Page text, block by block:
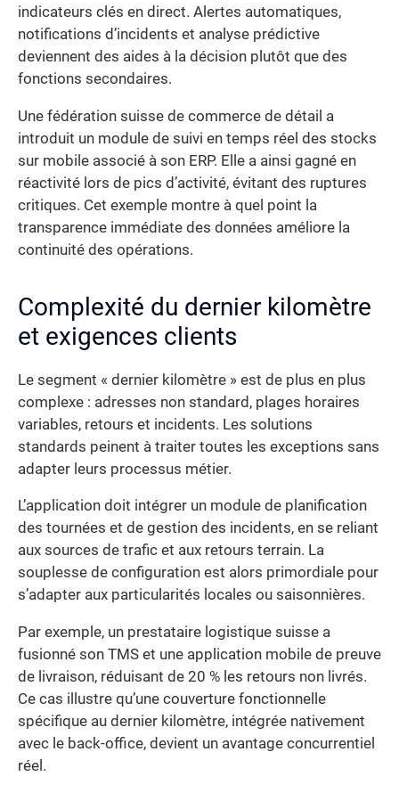
indicateurs clés en direct. Alertes automatiques,
notifications d’incidents et analyse prédictive
deviennent des aides à la décision plutôt que des
fonctions secondaires.
Une fédération suisse de commerce de détail a
introduit un module de suivi en temps réel des stocks
sur mobile associé à son ERP. Elle a ainsi gagné en
réactivité lors de pics d’activité, évitant des ruptures
critiques. Cet exemple montre à quel point la
transparence immédiate des données améliore la
continuité des opérations.
Complexité du dernier kilomètre
et exigences clients
Le segment « dernier kilomètre » est de plus en plus
complexe : adresses non standard, plages horaires
variables, retours et incidents. Les solutions
standards peinent à traiter toutes les exceptions sans
adapter leurs processus métier.
L’application doit intégrer un module de planification
des tournées et de gestion des incidents, en se reliant
aux sources de trafic et aux retours terrain. La
souplesse de configuration est alors primordiale pour
s’adapter aux particularités locales ou saisonnières.
Par exemple, un prestataire logistique suisse a
fusionné son TMS et une application mobile de preuve
de livraison, réduisant de 20 % les retours non livrés.
Ce cas illustre qu’une couverture fonctionnelle
spécifique au dernier kilomètre, intégrée nativement
avec le back-office, devient un avantage concurrentiel
réel.